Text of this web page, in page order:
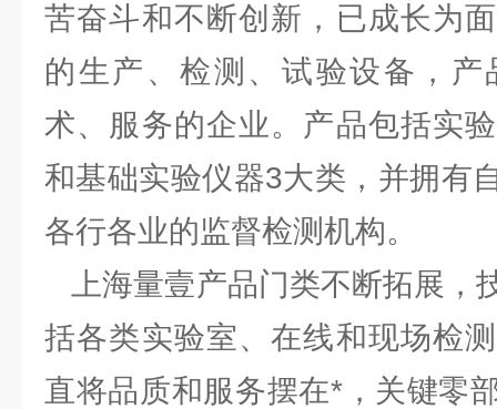
苦奋斗和不断创新，已成长为
的生产、检测、试验设备，
术、服务的企业。产品包括实
和基础实验仪器3大类，并拥有
各行各业的监督检测机构。
上海量壹产品门类不断拓展，
括各类实验室、在线和现场检
直将品质和服务摆在*，关键零